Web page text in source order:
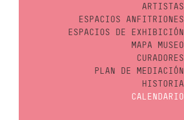
ARTISTAS
ESPACIOS ANFITRIONES
ESPACIOS DE EXHIBICIÓN
MAPA MUSEO
CURADORES
PLAN DE MEDIACIÓN
HISTORIA
CALENDARIO